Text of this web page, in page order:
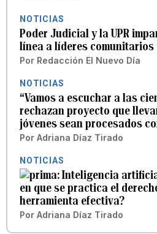
NOTICIAS
Poder Judicial y la UPR
línea a líderes comunitarios
Por Redacción El Nuevo Día
NOTICIAS
“Vamos a escuchar a las
rechazan proyecto que
jóvenes sean procesados
Por Adriana Díaz Tirado
NOTICIAS
Inteligencia
en que se practica el
herramienta efectiva?
Por Adriana Díaz Tirado